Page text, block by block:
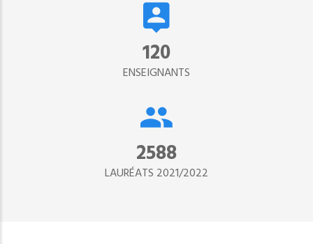
134
ENSEIGNANTS
2890
LAURÉATS 2021/2022